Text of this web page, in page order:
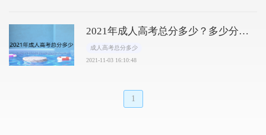
2021年成人高考总分多少？多少分能
过？
成人高考总分多少
2021-11-03 16:10:48
1